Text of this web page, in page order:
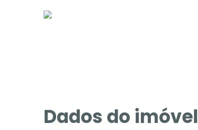
Dados do imóvel